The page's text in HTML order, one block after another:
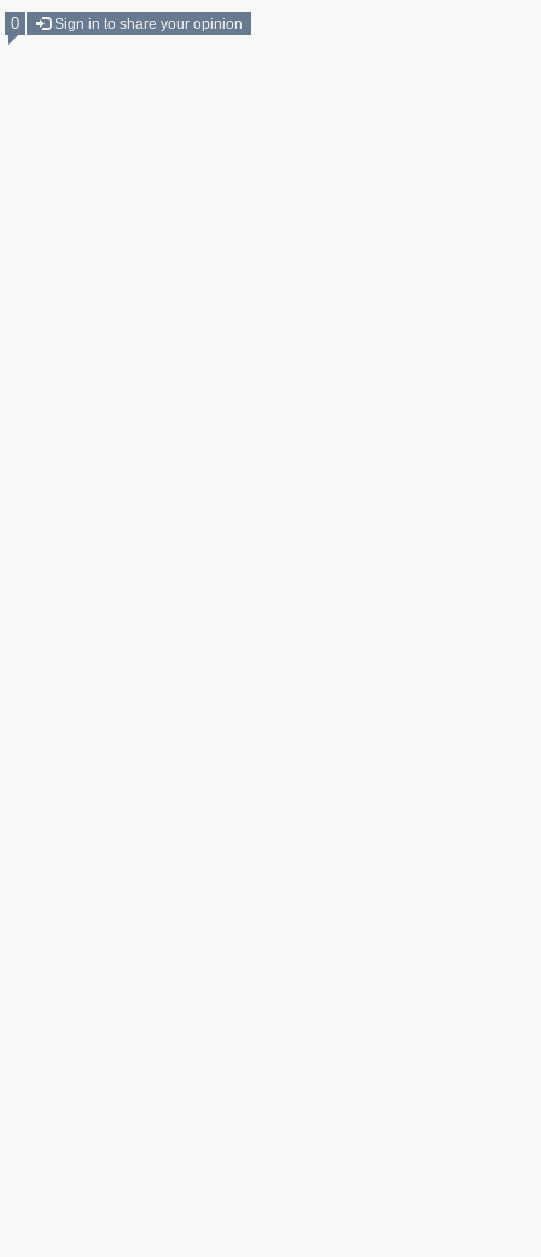
0
Sign in to share your opinion